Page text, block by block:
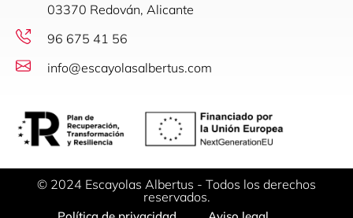
03370 Redován, Alicante
96 675 41 56
info@escayolasalbertus.com
© 2024 Escayolas Albertus - Todos los derechos
reservados.